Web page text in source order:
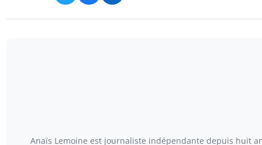
Anaïs Lemoine est journaliste indépendante depuis huit